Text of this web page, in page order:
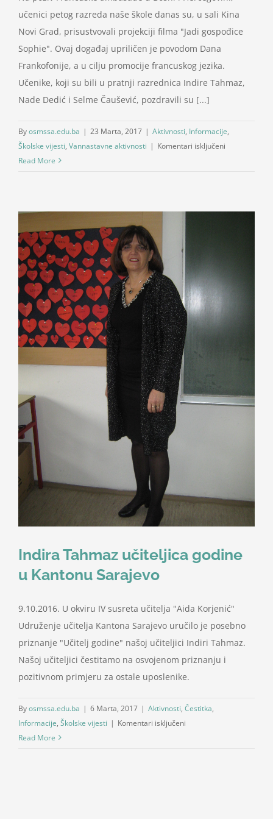
učenici petog razreda naše škole danas su, u sali Kina
Novi Grad, prisustvovali projekciji filma "Jadi gospođice
Sophie". Ovaj događaj upriličen je povodom Dana
Frankofonije, a u cilju promocije francuskog jezika.
Učenike, koji su bili u pratnji razrednica Indire Tahmaz,
Nade Dedić i Selme Čaušević, pozdravili su [...]
Byosmssa.edu.ba | 23 Marta, 2017 | Aktivnosti, Informacije,
Školske vijesti, Vannastavne aktivnosti | Komentari isključeni
Read More
Indira Tahmaz učiteljica godine
u Kantonu Sarajevo
9.10.2016. U okviru IV susreta učitelja "Aida Korjenić"
Udruženje učitelja Kantona Sarajevo uručilo je posebno
priznanje "Učitelj godine" našoj učiteljici Indiri Tahmaz.
Našoj učiteljici čestitamo na osvojenom priznanju i
pozitivnom primjeru za ostale uposlenike.
Byosmssa.edu.ba | 6 Marta, 2017 | Aktivnosti, Čestitka,
Informacije, Školske vijesti | Komentari isključeni
Read More